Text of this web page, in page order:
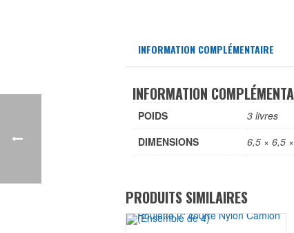
INFORMATION COMPLÉMENTAIRE
INFORMATION
POIDS
3 livres
DIMENSIONS
6,5 × 6,5
PRODUITS SIMILAIRES